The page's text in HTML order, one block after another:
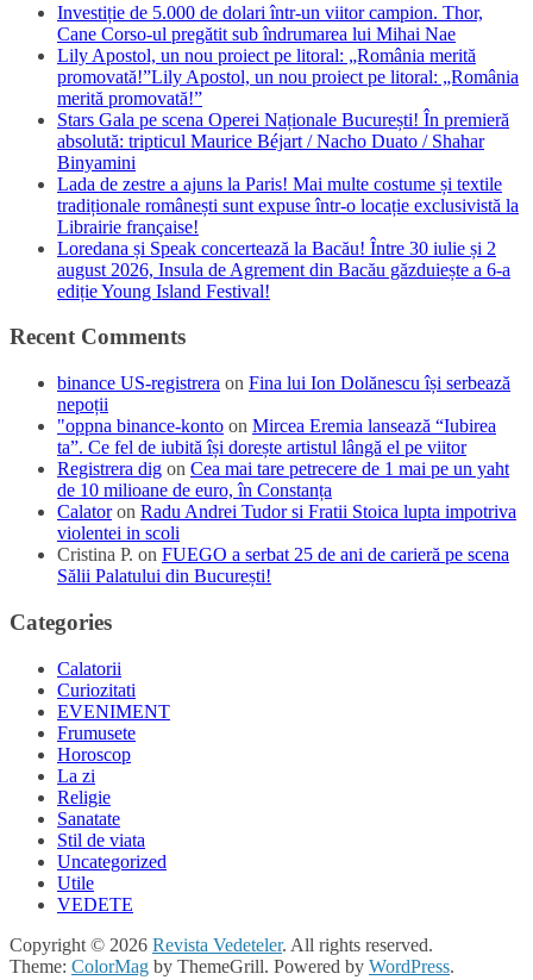
Investiție de 5.000 de dolari într-un viitor campion. Thor,
Cane Corso-ul pregătit sub îndrumarea lui Mihai Nae
Lily Apostol, un nou proiect pe litoral: „România merită
promovată!”Lily Apostol, un nou proiect pe litoral: „România
merită promovată!”
Stars Gala pe scena Operei Naționale București! În premieră
absolută: tripticul Maurice Béjart / Nacho Duato / Shahar
Binyamini
Lada de zestre a ajuns la Paris! Mai multe costume și textile
tradiționale românești sunt expuse într-o locație exclusivistă la
Librairie française!
Loredana și Speak concertează la Bacău! Între 30 iulie și 2
august 2026, Insula de Agrement din Bacău găzduiește a 6-a
ediție Young Island Festival!
Recent Comments
binance US-registrera on Fina lui Ion Dolănescu își serbează
nepoții
"oppna binance-konto on Mircea Eremia lansează “Iubirea
ta”. Ce fel de iubită își dorește artistul lângă el pe viitor
Registrera dig on Cea mai tare petrecere de 1 mai pe un yaht
de 10 milioane de euro, în Constanța
Calatoron Radu Andrei Tudor si Fratii Stoica lupta impotriva
violentei in scoli
Cristina P. on FUEGO a serbat 25 de ani de carieră pe scena
Sălii Palatului din București!
Categories
Calatorii
Curiozitati
EVENIMENT
Frumusete
Horoscop
La zi
Religie
Sanatate
Stil de viata
Uncategorized
Utile
VEDETE
Copyright © 2026 Revista Vedeteler. All rights reserved.
Theme: ColorMag by ThemeGrill. Powered by WordPress.